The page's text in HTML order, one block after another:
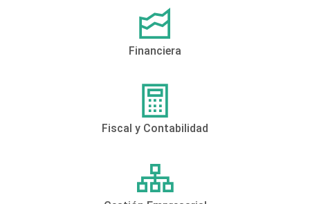
Financiera
Fiscal y Contabilidad